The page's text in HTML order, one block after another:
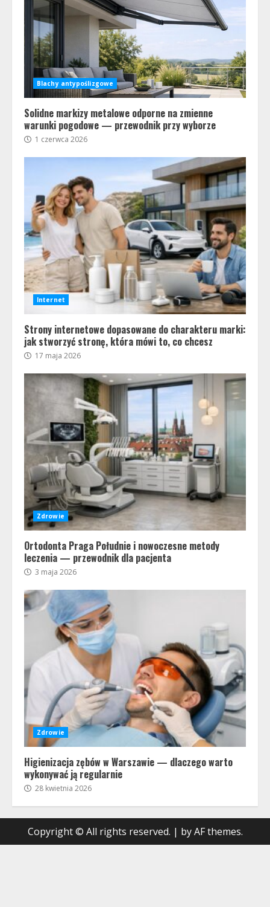
Blachy antypoślizgowe
Solidne markizy metalowe odporne na zmienne
warunki pogodowe — przewodnik przy wyborze
1 czerwca 2026
Internet
Strony internetowe dopasowane do charakteru marki:
jak stworzyć stronę, która mówi to, co chcesz
17 maja 2026
Zdrowie
Ortodonta Praga Południe i nowoczesne metody
leczenia — przewodnik dla pacjenta
3 maja 2026
Zdrowie
Higienizacja zębów w Warszawie — dlaczego warto
wykonywać ją regularnie
28 kwietnia 2026
Copyright © All rights reserved. | by AF themes.